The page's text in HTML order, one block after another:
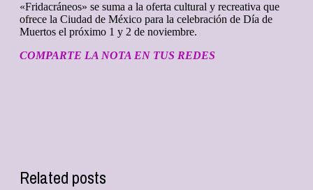
«Fridacráneos» se suma a la oferta cultural y recreativa que
ofrece la Ciudad de México para la celebración de Día de
Muertos el próximo 1 y 2 de noviembre.
COMPARTE LA NOTA EN TUS REDES
Related posts